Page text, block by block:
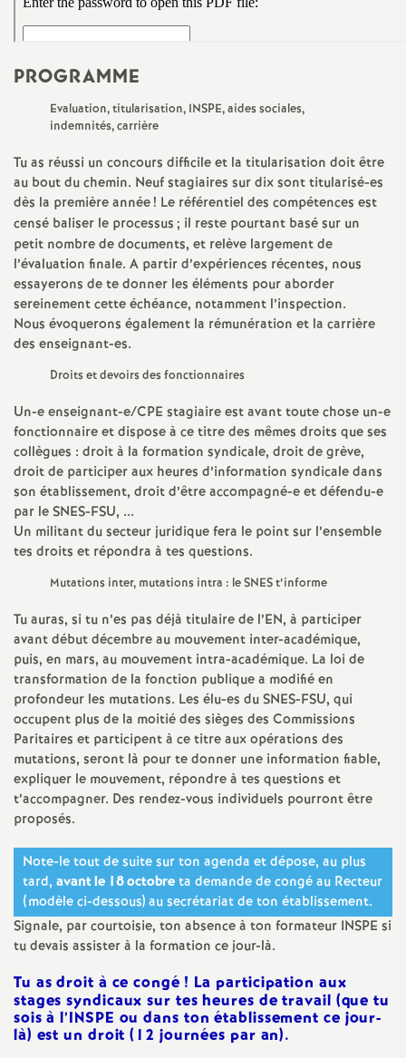
e
n
t
s
d
e
e
c
o
n
d
d
e
g
r
é
O
r
l
é
PROGRAMME
Evaluation, titularisation, INSPE, aides sociales,
indemnités, carrière
Tu as réussi un concours difficile et la titularisation doit être
au bout du chemin. Neuf stagiaires sur dix sont titularisé-es
dès la première année! Le référentiel des compétences est
censé baliser le processus; il reste pourtant basé sur un
petit nombre de documents, et relève largement de
l’évaluation finale. A partir d’expériences récentes, nous
essayerons de te donner les éléments pour aborder
sereinement cette échéance, notamment l’inspection.
Nous évoquerons également la rémunération et la carrière
des enseignant-es.
Droits et devoirs des fonctionnaires
Un-e enseignant-e/CPE stagiaire est avant toute chose un-e
fonctionnaire et dispose à ce titre des mêmes droits que ses
collègues : droit à la formation syndicale, droit de grève,
droit de participer aux heures d’information syndicale dans
son établissement, droit d’être accompagné-e et défendu-e
par leSNES-FSU, ...
Un militant du secteur juridique fera le point sur l’ensemble
tes droits et répondra à tes questions.
Mutations inter, mutations intra : leSNESt’informe
Tu auras, si tu n’es pas déjà titulaire de l’EN, à participer
avant début décembre au mouvement inter-académique,
puis, en mars, au mouvement intra-académique. La loi de
transformation de la fonction publique a modifié en
profondeur les mutations. Les élu-es duSNES-FSU, qui
occupent plus de la moitié des sièges des Commissions
Paritaires et participent à ce titre aux opérations des
mutations, seront là pour te donner une information fiable,
expliquer le mouvement, répondre à tes questions et
t’accompagner. Des rendez-vous individuels pourront être
proposés.
Note-le tout de suite sur ton agenda et dépose, au plus
tard, avant le 18 octobreta demande de congé au Recteur
(modèle ci-dessous) au secrétariat de ton établissement.
Signale, par courtoisie, ton absence à ton formateur INSPE si
tu devais assister à la formation ce jour-là.
Tu as droit à ce congé ! La participation aux
stages syndicaux sur tes heures de travail (que tu
sois à l’INSPE ou dans ton établissement ce jour-
là) est un droit (12 journées par an).